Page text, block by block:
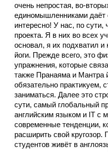
очень непростая, во-
единомышленниками
интересно! У нас, по
проекта. Я в них во всех
основал, я их подхватил
йоги. Прежде всего, это
упражнения, которые
также Пранаяма и Мантра
обязательно практикуем,
заниматься. Далее это
сути, самый глобальный
английским языком и IT с
современные тенденции,
расширить свой кругозор.
студентов живёт в